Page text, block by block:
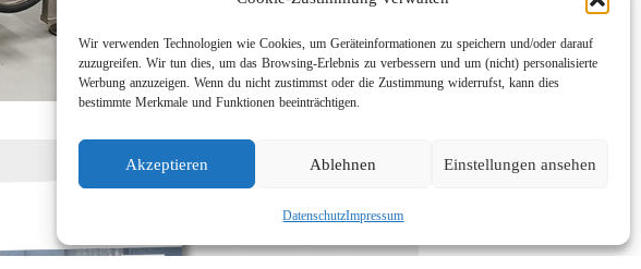
Wir verwenden Technologien wie Cookies, um Geräteinformationen zu speichern und/oder darauf
zuzugreifen. Wir tun dies, um das Browsing-Erlebnis zu verbessern und um (nicht) personalisierte
Werbung anzuzeigen. Wenn du nicht zustimmst oder die Zustimmung widerrufst, kann dies
bestimmte Merkmale und Funktionen beeinträchtigen.
Akzeptieren Ablehnen Einstellungen ansehen
DatenschutzImpressum